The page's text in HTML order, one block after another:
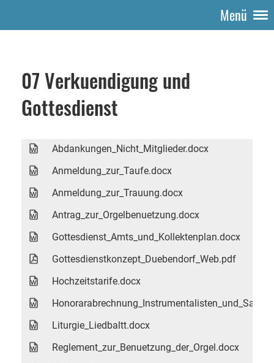
Menü
07 Verkuendigung und
Gottesdienst
Abdankungen_Nicht_Mitglieder.docx
Anmeldung_zur_Taufe.docx
Anmeldung_zur_Trauung.docx
Antrag_zur_Orgelbenuetzung.docx
Gottesdienst_Amts_und_Kollektenplan.docx
Gottesdienstkonzept_Duebendorf_Web.pdf
Hochzeitstarife.docx
Liturgie_Liedbaltt.docx
Reglement_zur_Benuetzung_der_Orgel.docx